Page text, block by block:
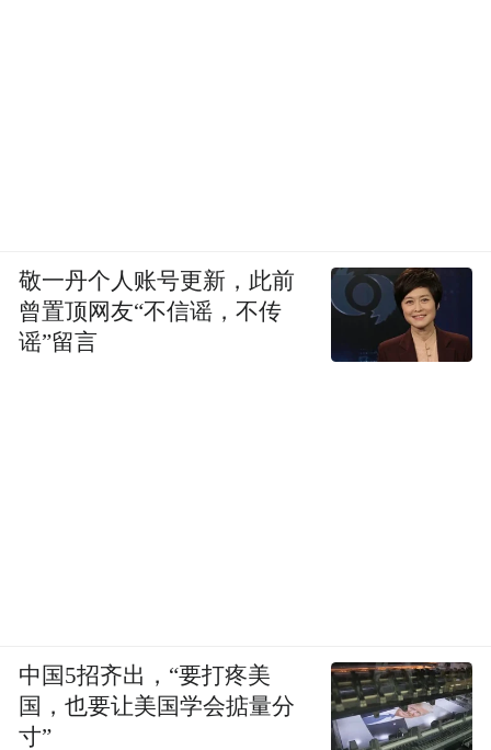
敬一丹个人账号更新，此前
曾置顶网友“不信谣，不传
谣”留言
中国5招齐出，“要打疼美
国，也要让美国学会掂量分
寸”